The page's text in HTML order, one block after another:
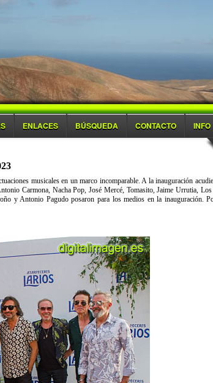
ENLACES BÚSQUEDA CONTACTO INFO
musicales en un marco incomparable. A la inauguración
Carmona, Nacha Pop, José Mercé, Tomasito, Jaime Urrutia, Los
y Antonio Pagudo posaron para los medios en la inauguración.